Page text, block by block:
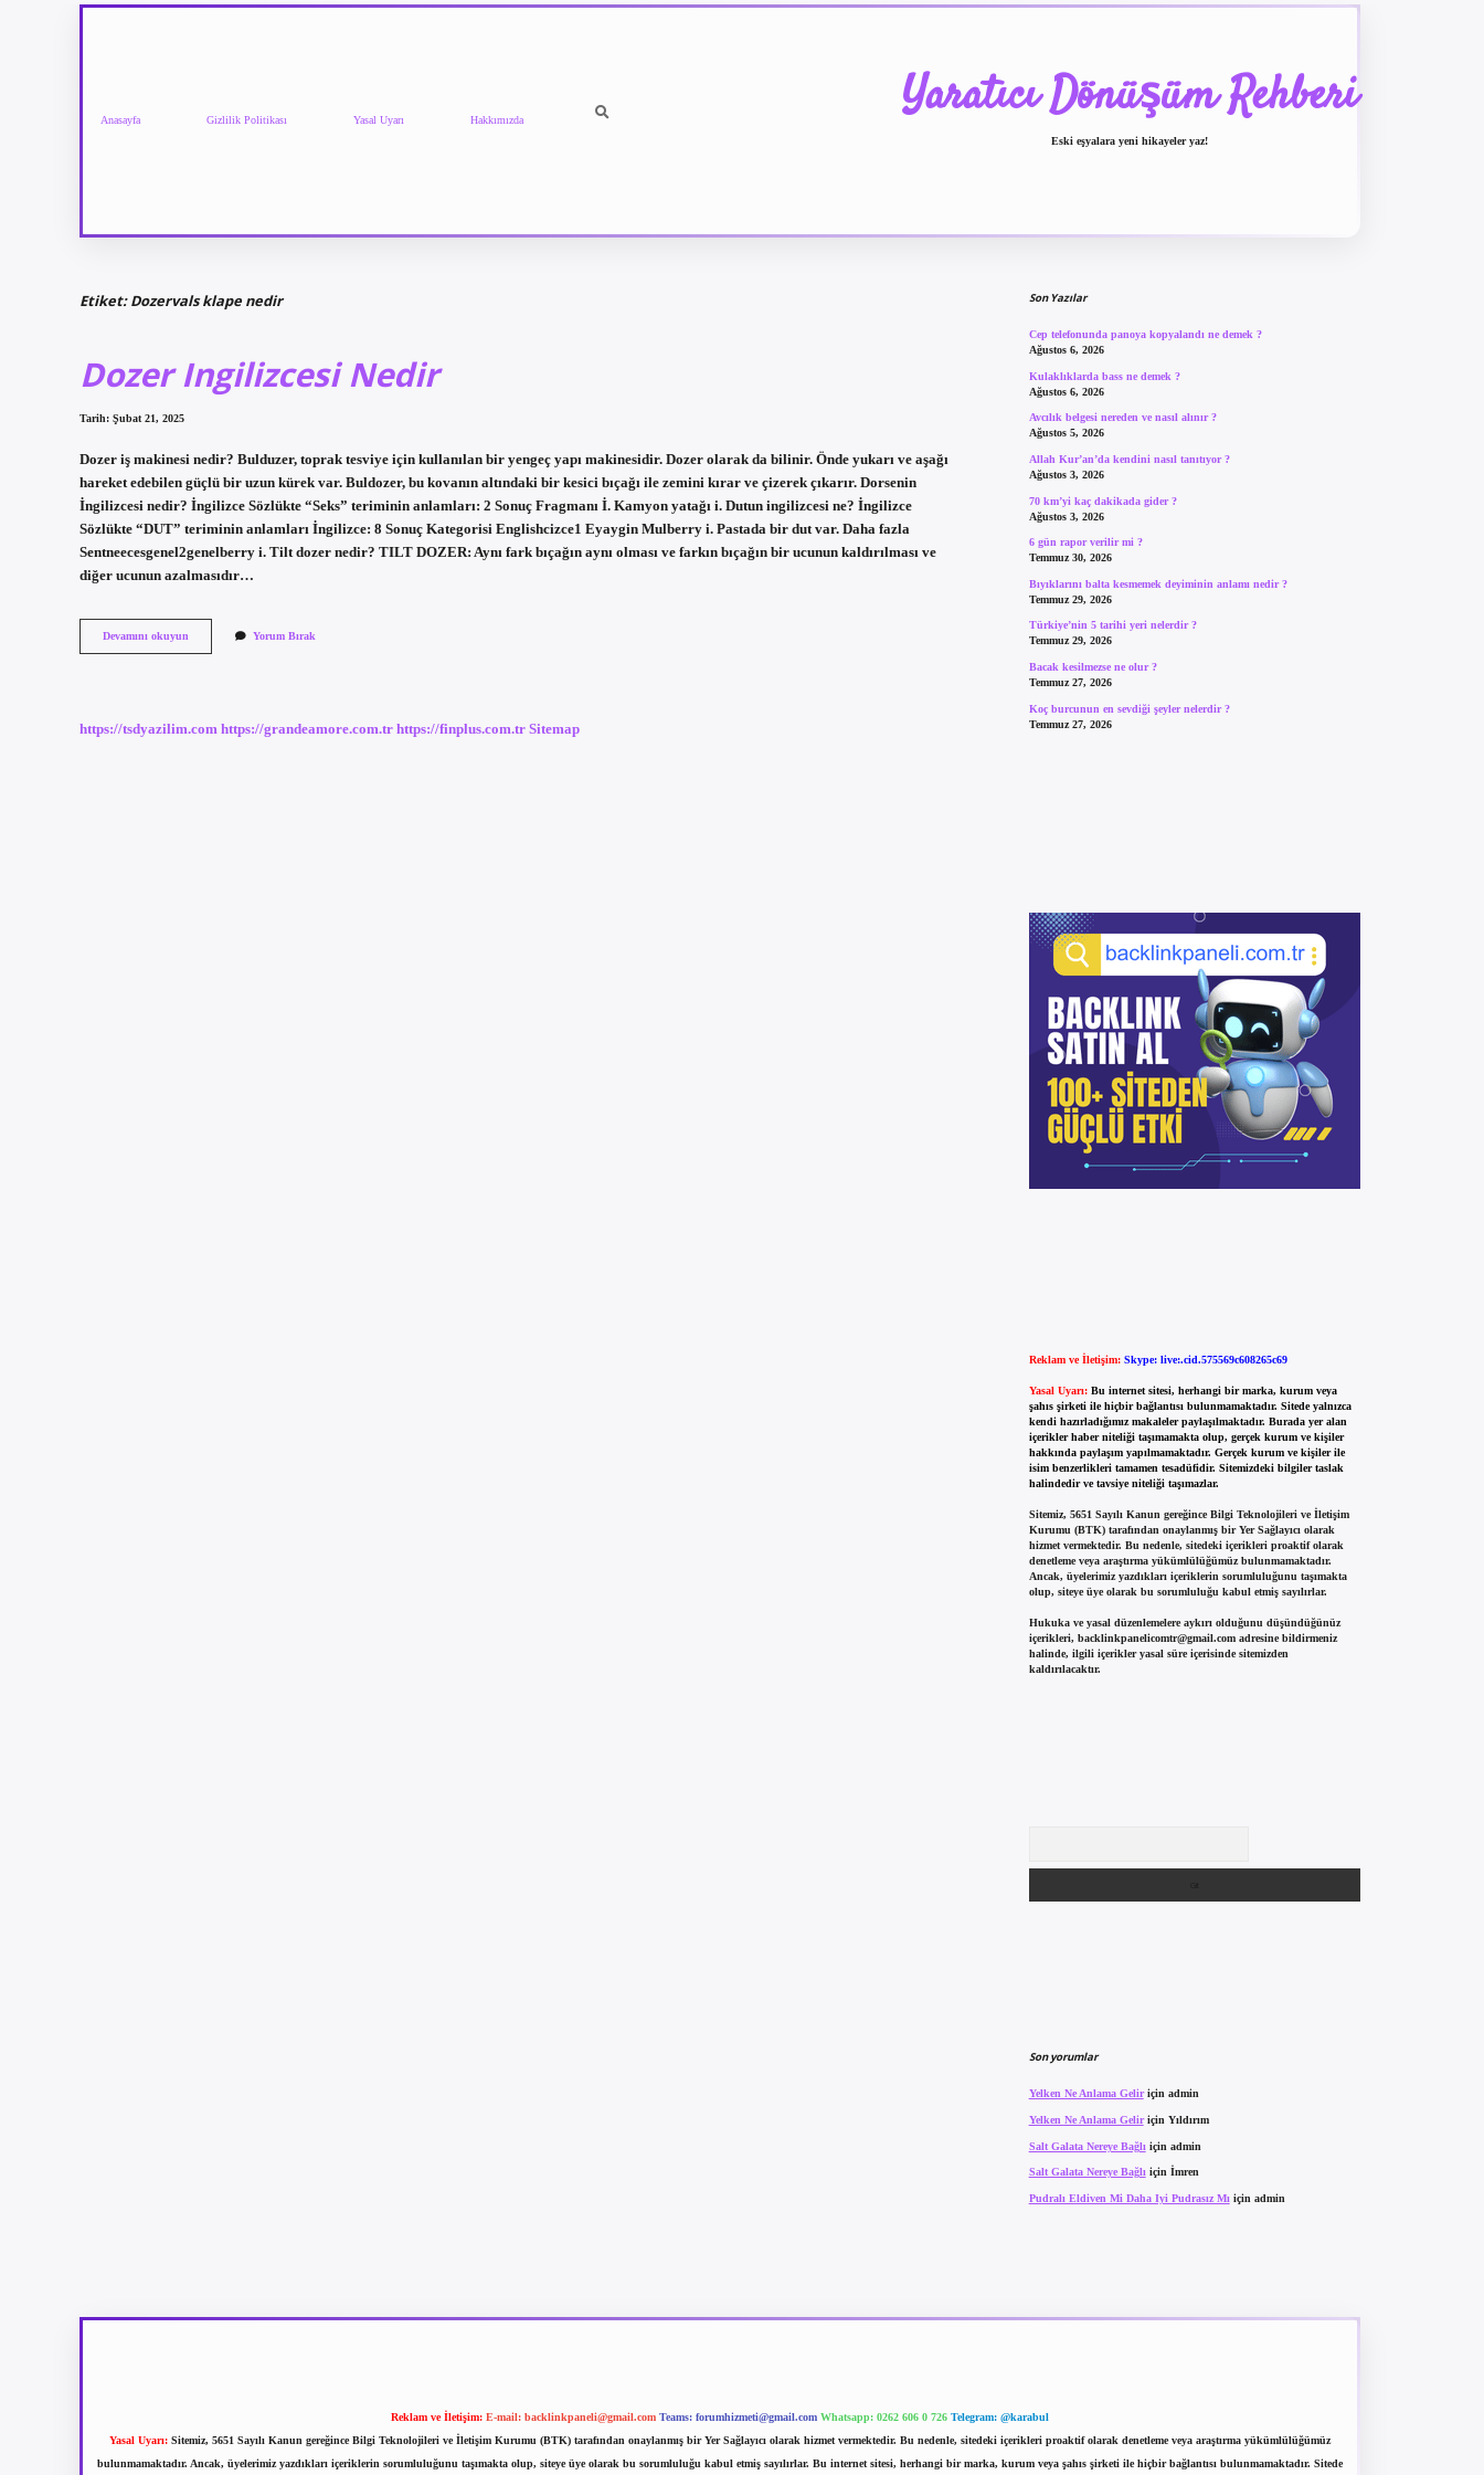
Anasayfa Gizlilik Politikası Yasal Uyarı Hakkımızda Yaratıcı Dönüşüm Rehberi
Eski eşyalara yeni hikayeler yaz!
Etiket:Dozervals klape nedir
Dozer Ingilizcesi Nedir
Tarih: Şubat 21, 2025
Dozer iş makinesi nedir? Bulduzer, toprak tesviye için kullanılan bir yengeç yapı makinesidir. Dozer olarak da bilinir. Önde yukarı ve aşağı
hareket edebilen güçlü bir uzun kürek var. Buldozer, bu kovanın altındaki bir kesici bıçağı ile zemini kırar ve çizerek çıkarır. Dorsenin
İngilizcesi nedir? İngilizce Sözlükte “Seks” teriminin anlamları: 2 Sonuç Fragmanı İ. Kamyon yatağı i. Dutun ingilizcesi ne? İngilizce
Sözlükte “DUT” teriminin anlamları İngilizce: 8 Sonuç Kategorisi Englishcizce1 Eyaygin Mulberry i. Pastada bir dut var. Daha fazla
Sentneecesgenel2genelberry i. Tilt dozer nedir? TILT DOZER: Aynı fark bıçağın aynı olması ve farkın bıçağın bir ucunun kaldırılması ve
diğer ucunun azalmasıdır…
Devamını okuyun
Ingilizcesi
Yorum Bırak
https://tsdyazilim.com https://grandeamore.com.tr https://finplus.com.tr Sitemap
Son Yazılar
Cep telefonunda panoya kopyalandı ne demek ?
Ağustos 6, 2026
Kulaklıklarda bass ne demek ?
Ağustos 6, 2026
Avcılık belgesi nereden ve nasıl alınır ?
Ağustos 5, 2026
Allah Kur’an’da kendini nasıl tanıtıyor ?
Ağustos 3, 2026
70 km’yi kaç dakikada gider ?
Ağustos 3, 2026
6 gün rapor verilir mi ?
Temmuz 30, 2026
Bıyıklarını balta kesmemek deyiminin anlamı nedir ?
Temmuz 29, 2026
Türkiye’nin 5 tarihi yeri nelerdir ?
Temmuz 29, 2026
Bacak kesilmezse ne olur ?
Temmuz 27, 2026
Koç burcunun en sevdiği şeyler nelerdir ?
Temmuz 27, 2026
Reklam ve İletişim: Skype: live:.cid.575569c608265c69
Yasal Uyarı: Bu internet sitesi, herhangi bir marka, kurum veya
şahıs şirketi ile hiçbir bağlantısı bulunmamaktadır. Sitede yalnızca
kendi hazırladığımız makaleler paylaşılmaktadır. Burada yer alan
içerikler haber niteliği taşımamakta olup, gerçek kurum ve kişiler
hakkında paylaşım yapılmamaktadır. Gerçek kurum ve kişiler ile
isim benzerlikleri tamamen tesadüfidir. Sitemizdeki bilgiler taslak
halindedir ve tavsiye niteliği taşımazlar.
Sitemiz, 5651 Sayılı Kanun gereğince Bilgi Teknolojileri ve İletişim
Kurumu (BTK) tarafından onaylanmış bir Yer Sağlayıcı olarak
hizmet vermektedir. Bu nedenle, sitedeki içerikleri proaktif olarak
denetleme veya araştırma yükümlülüğümüz bulunmamaktadır.
Ancak, üyelerimiz yazdıkları içeriklerin sorumluluğunu taşımakta
olup, siteye üye olarak bu sorumluluğu kabul etmiş sayılırlar.
Hukuka ve yasal düzenlemelere aykırı olduğunu düşündüğünüz
içerikleri, backlinkpanelicomtr@gmail.comadresine bildirmeniz
halinde, ilgili içerikler yasal süre içerisinde sitemizden
kaldırılacaktır.
Son yorumlar
Yelken Ne Anlama Geliriçin admin
Yelken Ne Anlama Geliriçin Yıldırım
Salt Galata Nereye Bağlı için admin
Salt Galata Nereye Bağlı için İmren
Pudralı Eldiven Mi Daha Iyi Pudrasız Mı için admin
Reklam ve İletişim: E-mail: backlinkpaneli@gmail.com Teams: forumhizmeti@gmail.com Whatsapp: 0262 606 0 726 Telegram: @karabul
Yasal Uyarı: Sitemiz, 5651 Sayılı Kanun gereğince Bilgi Teknolojileri ve İletişim Kurumu (BTK) tarafından onaylanmış bir Yer Sağlayıcı olarak hizmet vermektedir. Bu nedenle, sitedeki içerikleri proaktif olarak denetleme veya araştırma yükümlülüğümüz
bulunmamaktadır. Ancak, üyelerimiz yazdıkları içeriklerin sorumluluğunu taşımakta olup, siteye üye olarak bu sorumluluğu kabul etmiş sayılırlar. Bu internet sitesi, herhangi bir marka, kurum veya şahıs şirketi ile hiçbir bağlantısı bulunmamaktadır. Sitede